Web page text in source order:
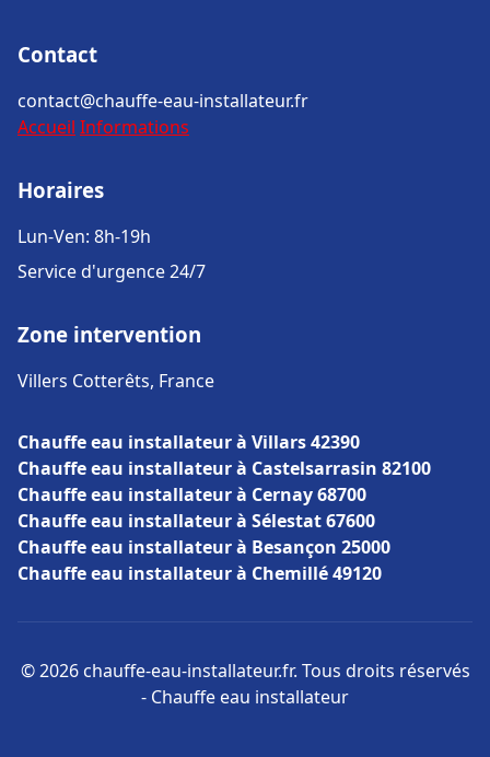
Contact
contact@chauffe-eau-installateur.fr
Accueil Informations
Horaires
Lun-Ven: 8h-19h
Service d'urgence 24/7
Zone intervention
Villers Cotterêts, France
Chauffe eau installateur à Villars 42390
Chauffe eau installateur à Castelsarrasin 82100
Chauffe eau installateur à Cernay 68700
Chauffe eau installateur à Sélestat 67600
Chauffe eau installateur à Besançon 25000
Chauffe eau installateur à Chemillé 49120
© 2026 chauffe-eau-installateur.fr. Tous droits réservés
- Chauffe eau installateur